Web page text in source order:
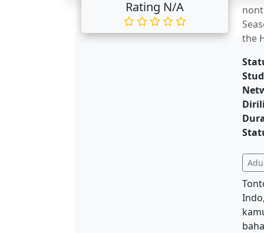
Rating N/A
the